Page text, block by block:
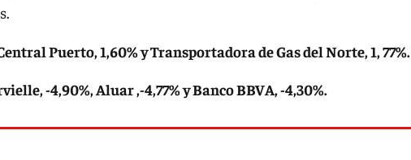
Puerto, 1,60% y Transportadora de Gas del Norte, 1, 77%.
-4,90%, Aluar ,-4,77% y Banco BBVA, -4,30%.